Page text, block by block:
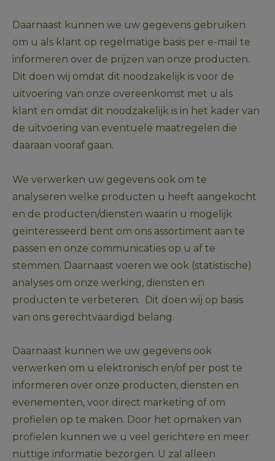
Daarnaast kunnen we uw gegevens gebruiken
om u als klant op regelmatige basis per e-mail te
informeren over de prijzen van onze producten.
Dit doen wij omdat dit noodzakelijk is voor de
uitvoering van onze overeenkomst met u als
klant en omdat dit noodzakelijk is in het kader van
de uitvoering van eventuele maatregelen die
daaraan vooraf gaan.
We verwerken uw gegevens ook om te
analyseren welke producten u heeft aangekocht
en de producten/diensten waarin u mogelijk
geïnteresseerd bent om ons assortiment aan te
passen en onze communicaties op u af te
stemmen. Daarnaast voeren we ook (statistische)
analyses om onze werking, diensten en
producten te verbeteren.  Dit doen wij op basis
van ons gerechtvaardigd belang.
Daarnaast kunnen we uw gegevens ook
verwerken om u elektronisch en/of per post te
informeren over onze producten, diensten en
evenementen, voor direct marketing of om
profielen op te maken. Door het opmaken van
profielen kunnen we u veel gerichtere en meer
nuttige informatie bezorgen. U zal alleen